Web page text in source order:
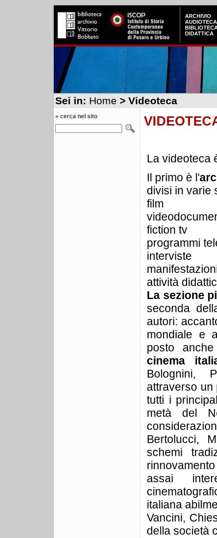
ARCHIVIO
AUDIOTECA
DIDATTICA
Sei in: Home > Videoteca
» cerca nel sito
La videoteca
Il primo è l'
divisi in varie
film
fiction tv
programmi
interviste
attività
La sezione
seconda
autori:
mondiale e
posto
cinema
Bolognini,
attraverso
tutti i
metà del
Bertolucci,
schemi
assai
italiana
Vancini,
della società